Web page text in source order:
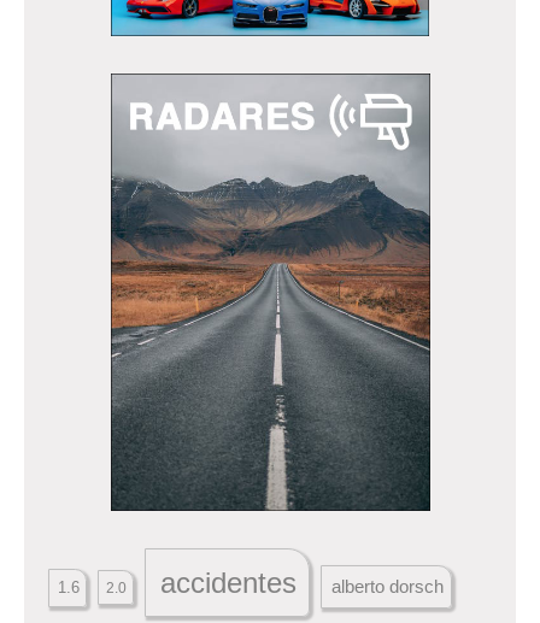
1.6 2.0 accidentes alberto dorsch